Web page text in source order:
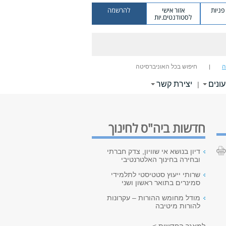
אזור אישי
לסטודנטים.יות
להרשמה
חיפוש בכל האוניברסיטה
| יצירת קשר
חדשות ביה"ס לחינוך
דיון בנושא אי שוויון, צדק חברתי
ובחירה בחינוך האלטרנטיבי
שרותי ייעוץ סטטיסטי לתלמידי
סמינרים בתואר ראשון ושני
מודל מחומש ההורות – עקרונות
להורות מיטיבה